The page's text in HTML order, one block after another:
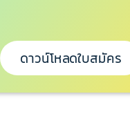
ดาวน์โหลดใบสมัคร